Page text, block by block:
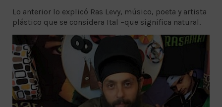
Lo anterior lo explicó Ras Levy, músico, poeta y artista
plástico que se considera Ital –que significa natural.